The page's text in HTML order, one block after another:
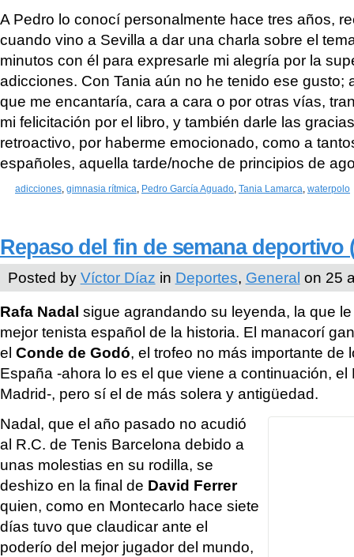
A Pedro lo conocí personalmente hace tres años,
cuando vino a Sevilla a dar una charla sobre el
minutos con él para expresarle mi alegría por la
adicciones. Con Tania aún no he tenido ese gusto;
que me encantaría, cara a cara o por otras vías,
mi felicitación por el libro, y también darle las
retroactivo, por haberme emocionado, como a
españoles, aquella tarde/noche de principios de
adicciones, gimnasia rítmica, Pedro García Aguado, Tania Lamarca, waterpolo
Repaso del fin de semana deportivo
Posted by Víctor Díaz in Deportes, General on 25
Rafa Nadal sigue agrandando su leyenda, la que
mejor tenista español de la historia. El manacorí
el Conde de Godó, el trofeo no más importante de
España -ahora lo es el que viene a continuación, el
Madrid-, pero sí el de más solera y antigüedad.
Nadal, que el año pasado no acudió
al R.C. de Tenis Barcelona debido a
unas molestias en su rodilla, se
deshizo en la final de David Ferrer
quien, como en Montecarlo hace siete
días tuvo que claudicar ante el
poderío del mejor jugador del mundo,